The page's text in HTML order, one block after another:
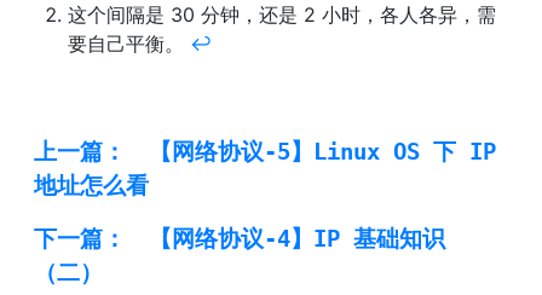
这个间隔是 30 分钟，还是 2 小时，各人各异，需
要自己平衡。 ↩︎
上一篇：
【网络协议-5】Linux OS 下 IP
地址怎么看
下一篇：
【网络协议-4】IP 基础知识
（二）